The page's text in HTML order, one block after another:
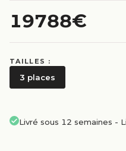
19788€
TAILLES :
3 places
Livré sous 12 semaines -